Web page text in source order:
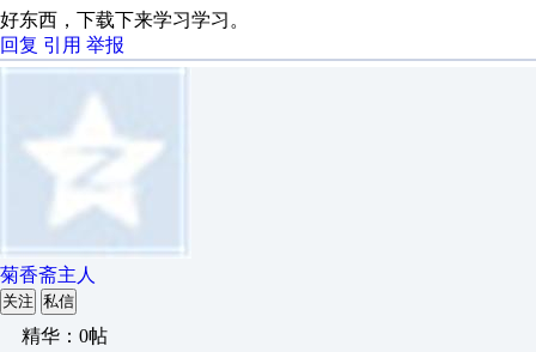
好东西，下载下来学习学习。
回复 引用 举报
菊香斋主人
关注 私信
精华：0帖